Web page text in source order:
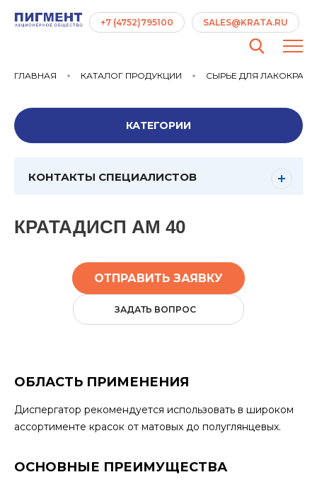
ГЛАВНАЯ КАТАЛОГ ПРОДУКЦИИ СЫРЬЕ ДЛЯ
КАТЕГОРИИ
КОНТАКТЫ СПЕЦИАЛИСТОВ
КРАТАДИСП АМ 40
ОТПРАВИТЬ ЗАЯВКУ
ЗАДАТЬ ВОПРОС
ОБЛАСТЬ ПРИМЕНЕНИЯ
Диспергатор рекомендуется использовать в широком
ассортименте красок от матовых до полуглянцевых.
ОСНОВНЫЕ ПРЕИМУЩЕСТВА